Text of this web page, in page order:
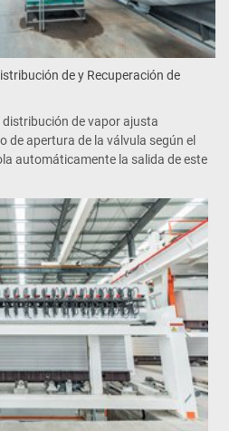
de y Recuperación de
de vapor ajusta
de apertura de la válvula según el
automáticamente la salida de este